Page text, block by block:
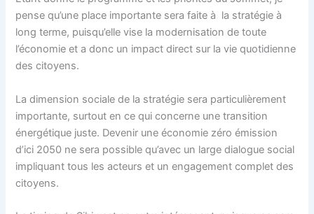
pense qu’une place importante sera faite à la stratégie à
long terme, puisqu’elle vise la modernisation de toute
l’économie et a donc un impact direct sur la vie quotidienne
des citoyens.
La dimension sociale de la stratégie sera particulièrement
importante, surtout en ce qui concerne une transition
énergétique juste. Devenir une économie zéro émission
d’ici 2050 ne sera possible qu’avec un large dialogue social
impliquant tous les acteurs et un engagement complet des
citoyens.